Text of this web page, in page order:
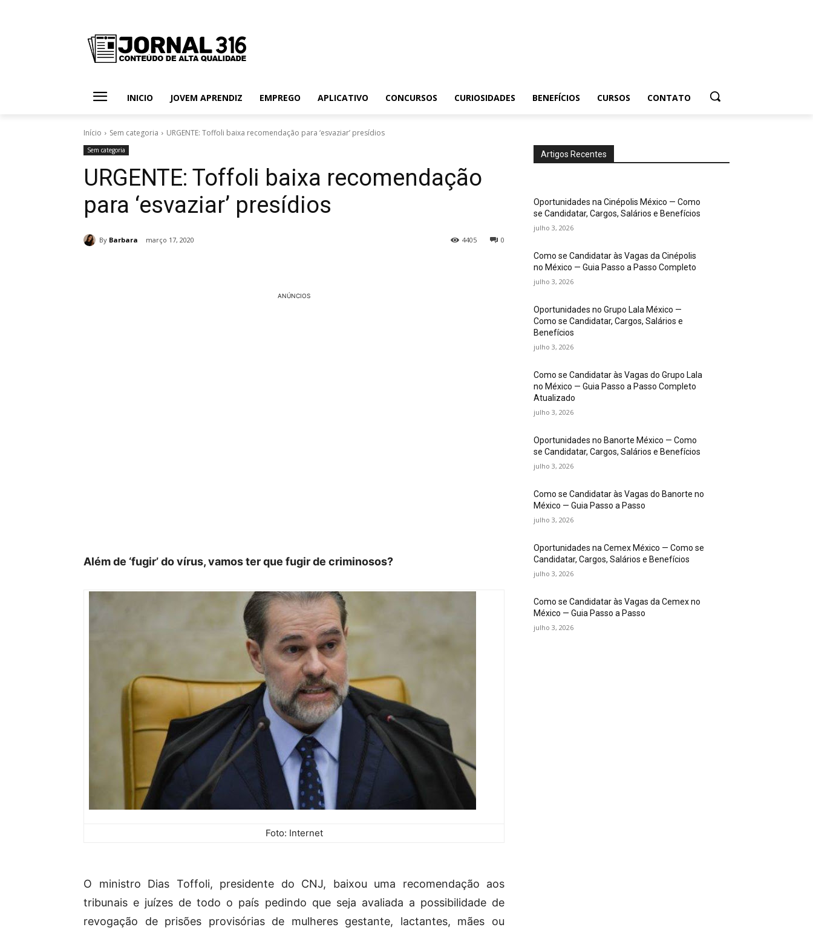
INICIO JOVEM APRENDIZ EMPREGO APLICATIVO CONCURSOS CURIOSIDADES BENEFÍCIOS CURSOS CONTATO
Início Sem categoria URGENTE: Toffoli baixa recomendação para ‘esvaziar’ presídios
Sem categoria
URGENTE: Toffoli baixa recomendação
para ‘esvaziar’ presídios
By Barbara março 17, 2020 0
4405
ANÚNCIOS
Além de ‘fugir’ do vírus, vamos ter que fugir de criminosos?
Foto: Internet
O ministro Dias Toffoli, presidente do CNJ, baixou uma recomendação aos
tribunais e juízes de todo o país pedindo que seja avaliada a possibilidade de
revogação de prisões provisórias de mulheres gestante, lactantes, mães ou
Artigos Recentes
Oportunidades na Cinépolis México — Como
se Candidatar, Cargos, Salários e Benefícios
julho 3, 2026
Como se Candidatar às Vagas da Cinépolis
no México — Guia Passo a Passo Completo
julho 3, 2026
Oportunidades no Grupo Lala México —
Como se Candidatar, Cargos, Salários e
Benefícios
julho 3, 2026
Como se Candidatar às Vagas do Grupo Lala
no México — Guia Passo a Passo Completo
Atualizado
julho 3, 2026
Oportunidades no Banorte México — Como
se Candidatar, Cargos, Salários e Benefícios
julho 3, 2026
Como se Candidatar às Vagas do Banorte no
México — Guia Passo a Passo
julho 3, 2026
Oportunidades na Cemex México — Como se
Candidatar, Cargos, Salários e Benefícios
julho 3, 2026
Como se Candidatar às Vagas da Cemex no
México — Guia Passo a Passo
julho 3, 2026